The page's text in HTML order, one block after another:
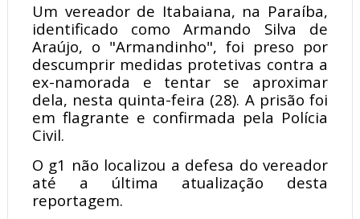
Um vereador de Itabaiana, na Paraíba,
identificado como Armando Silva de
Araújo, o "Armandinho", foi preso por
descumprir medidas protetivas contra a
ex-namorada e tentar se aproximar
dela, nesta quinta-feira (28). A prisão foi
em flagrante e confirmada pela Polícia
Civil.
O g1 não localizou a defesa do vereador
até a última atualização desta
reportagem.